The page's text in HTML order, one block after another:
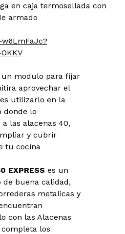
en caja termosellada con
armado
un modulo para fijar
aprovechar el
utilizarlo en la
donde lo
las alacenas 40,
y cubrir
tu cocina
EXPRESS es un
buena calidad,
metalicas y
con las Alacenas
los